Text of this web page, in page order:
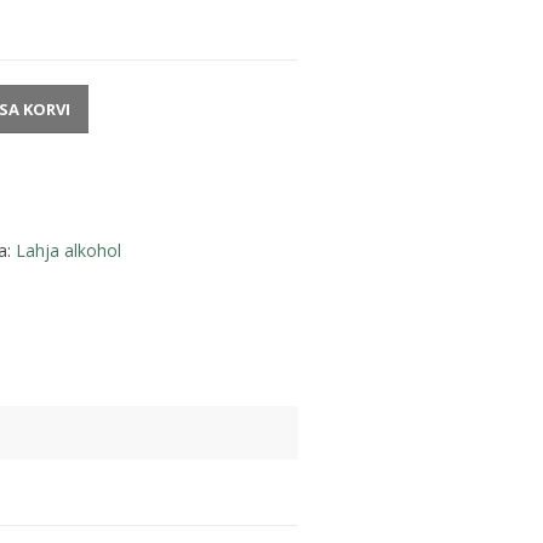
KORVI
Lahja alkohol